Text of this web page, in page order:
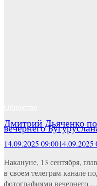
Дмитрий Дьяченко
вечернего
14.09.2025 09:0014.09.2025
Накануне, 13 сентября,
в своем телеграм-канале
фотографиями вечернего …